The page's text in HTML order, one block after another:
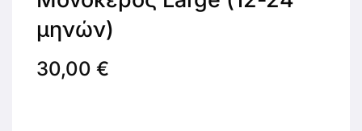
μηνών)
30,00 €